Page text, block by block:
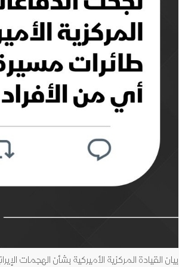
بيان القيادة المركزية الأميركية بشأن الهجمات